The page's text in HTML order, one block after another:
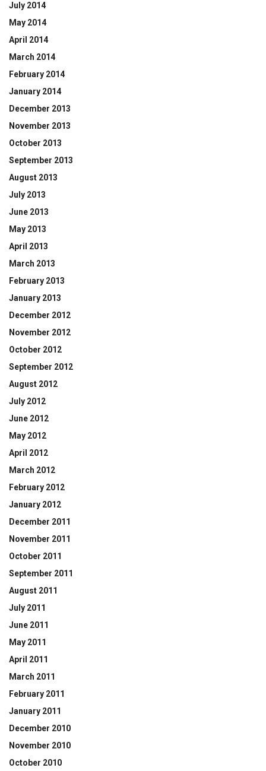
July 2014
May 2014
April 2014
March 2014
February 2014
January 2014
December 2013
November 2013
October 2013
September 2013
August 2013
July 2013
June 2013
May 2013
April 2013
March 2013
February 2013
January 2013
December 2012
November 2012
October 2012
September 2012
August 2012
July 2012
June 2012
May 2012
April 2012
March 2012
February 2012
January 2012
December 2011
November 2011
October 2011
September 2011
August 2011
July 2011
June 2011
May 2011
April 2011
March 2011
February 2011
January 2011
December 2010
November 2010
October 2010